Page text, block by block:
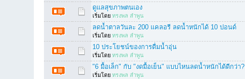
ดูแลสุขภาพตนเอง
เริ่มโดยทรงพล ลำพูน
ลดน้ำตาลวันละ 200 แคลอรี ลดน้ำหนักได้ 10 ปอนด์
เริ่มโดยทรงพล ลำพูน
10 ประโยชน์ของการดื่มน้ำอุ่น
เริ่มโดยทรงพล ลำพูน
"6 มื้อเล็ก" กับ "งดมื้อเย็น" แบบไหนลดน้ำหนักได้ดีกว่า?
เริ่มโดยทรงพล ลำพูน